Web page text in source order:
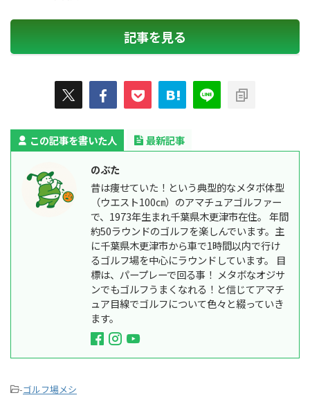
記事を見る
この記事を書いた人
最新記事
のぶた
昔は痩せていた！という典型的なメタボ体型
（ウエスト100㎝）のアマチュアゴルファー
で、1973年生まれ千葉県木更津市在住。 年間
約50ラウンドのゴルフを楽しんでいます。主
に千葉県木更津市から車で1時間以内で行け
るゴルフ場を中心にラウンドしています。 目
標は、パープレーで回る事！ メタボなオジサ
ンでもゴルフうまくなれる！と信じてアマチ
ュア目線でゴルフについて色々と綴っていき
ます。
-ゴルフ場メシ